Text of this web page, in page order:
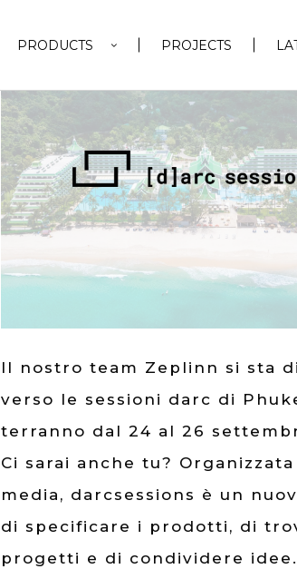
PRODUCTS PROJECTS
Il nostro team Zeplinn si sta
verso le sessioni darc di
terranno dal 24 al 26
Ci sarai anche tu?
media, darcsessions è un
di specificare i prodotti, di
progetti e di condividere